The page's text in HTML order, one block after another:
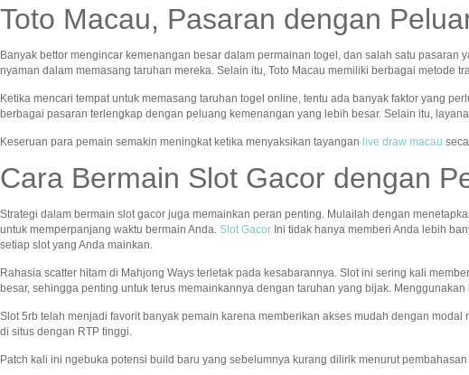
Toto Macau, Pasaran dengan
Banyak bettor mengincar kemenangan besar dalam permainan togel, dan salah satu pasaran
nyaman dalam memasang taruhan mereka. Selain itu, Toto Macau memiliki berbagai metode
Ketika mencari tempat untuk memasang taruhan togel online, tentu ada banyak faktor yang
berbagai pasaran terlengkap dengan peluang kemenangan yang lebih besar. Selain itu,
Keseruan para pemain semakin meningkat ketika menyaksikan tayangan live draw macau
Cara Bermain Slot Gacor dengan
Strategi dalam bermain slot gacor juga memainkan peran penting. Mulailah dengan
untuk memperpanjang waktu bermain Anda. Slot Gacor Ini tidak hanya memberi Anda lebih
setiap slot yang Anda mainkan.
Rahasia scatter hitam di Mahjong Ways terletak pada kesabarannya. Slot ini sering kali
besar, sehingga penting untuk terus memainkannya dengan taruhan yang bijak.
Slot 5rb telah menjadi favorit banyak pemain karena memberikan akses mudah dengan
di situs dengan RTP tinggi.
Patch kali ini ngebuka potensi build baru yang sebelumnya kurang dilirik menurut pembahasan